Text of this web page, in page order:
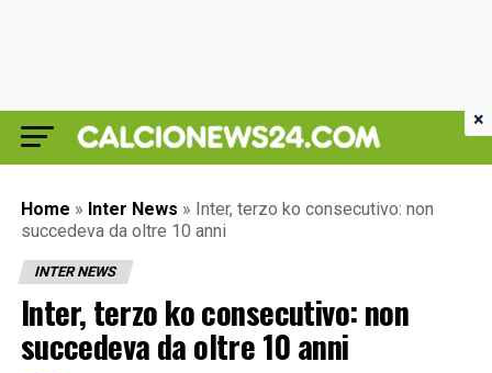
Home » Inter News » Inter, terzo ko consecutivo: non
succedeva da oltre 10 anni
INTER NEWS
Inter, terzo ko consecutivo: non
succedeva da oltre 10 anni
×